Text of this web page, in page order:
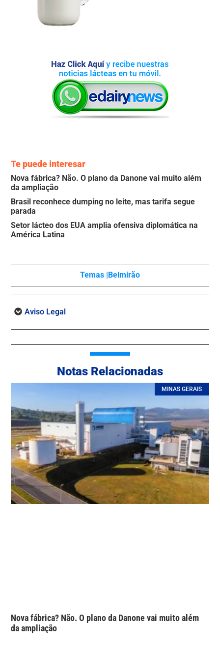
Te puede interesar
Nova fábrica? Não. O plano da Danone vai muito além
da ampliação
Brasil reconhece dumping no leite, mas tarifa segue
parada
Setor lácteo dos EUA amplia ofensiva diplomática na
América Latina
Temas |Belmirão
Aviso Legal
Notas Relacionadas
MINAS GERAIS
Nova fábrica? Não. O plano da Danone vai muito além
da ampliação